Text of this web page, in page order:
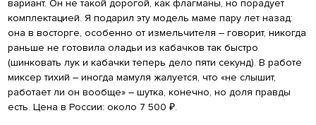
вариант. Он не такой дорогой, как флагманы, но порадует
комплектацией. Я подарил эту модель маме пару лет назад:
она в восторге, особенно от измельчителя – говорит, никогда
раньше не готовила оладьи из кабачков так быстро
(шинковать лук и кабачки теперь дело пяти секунд). В работе
миксер тихий – иногда мамуля жалуется, что «не слышит,
работает ли он вообще» – шутка, конечно, но доля правды
есть. Цена в России: около 7 500 ₽.